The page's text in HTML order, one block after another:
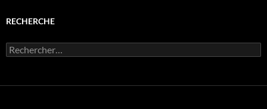
RECHERCHE
Rechercher :